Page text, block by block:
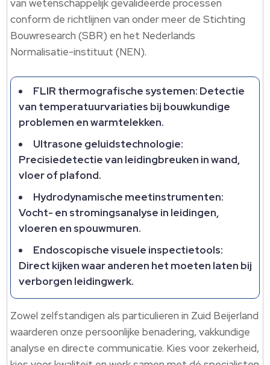
van wetenschappelijk gevalideerde processen
conform de richtlijnen van onder meer de Stichting
Bouwresearch (SBR) en het Nederlands
Normalisatie-instituut (NEN).​
FLIR thermografische systemen: Detectie
van temperatuurvariaties bij bouwkundige
problemen en warmtelekken.​
Ultrasone geluidstechnologie:
Precisiedetectie van leidingbreuken in wand,
vloer of plafond.​
Hydrodynamische meetinstrumenten:
Vocht- en stromingsanalyse in leidingen,
vloeren en spouwmuren.​
Endoscopische visuele inspectietools:
Direct kijken waar anderen het moeten laten bij
verborgen leidingwerk.​
Zowel zelfstandigen als particulieren in Zuid Beijerland
waarderen onze persoonlijke benadering, vakkundige
analyse en directe communicatie.​ Kies voor zekerheid,